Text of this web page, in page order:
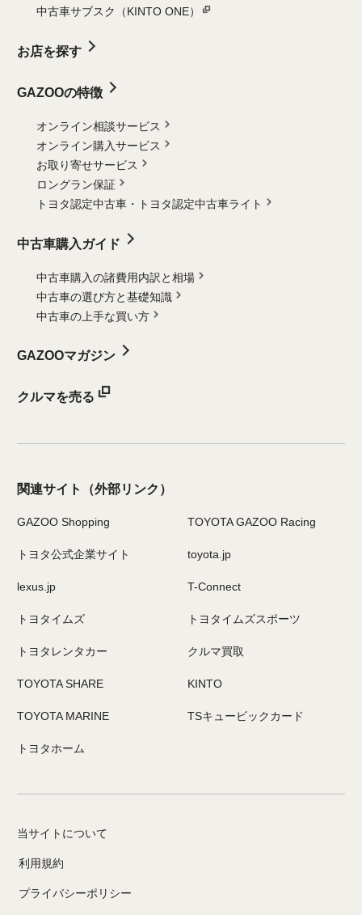
中古車サブスク（KINTO ONE）
お店を探す
GAZOOの特徴
オンライン相談サービス
オンライン購入サービス
お取り寄せサービス
ロングラン保証
トヨタ認定中古車・
トヨタ認定中古車ライト
中古車購入ガイド
中古車購入の諸費用内訳と相場
中古車の選び方と基礎知識
中古車の上手な買い方
GAZOOマガジン
クルマを売る
関連サイト （外部リンク）
GAZOO Shopping TOYOTA GAZOO Racing
トヨタ公式企業サイト toyota.jp
lexus.jp T-Connect
トヨタイムズ トヨタイムズスポーツ
トヨタレンタカー クルマ買取
TOYOTA SHARE KINTO
TOYOTA MARINE TSキュービックカード
トヨタホーム
当サイトについて
利用規約
プライバシーポリシー